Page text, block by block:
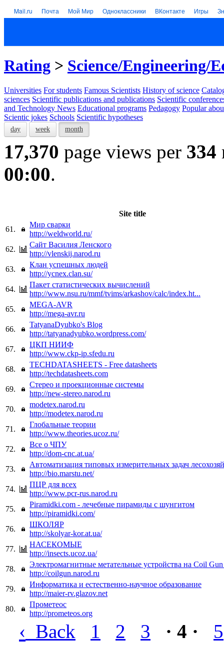
Mail.ru Почта Мой Мир Одноклассники ВКонтакте Игры
Rating > Science/Engineering/
Universities For students Famous Scientists History of science
sciences Scientific publications and publications Scientific
and Technology News Educational programs Pedagogy Popular
Scientic jokes Schools Scientific hypotheses
day week month
17,370 page views per 334
00:00.
Site title
61.
Мир сварки
http://weldworld.ru/
62.
Сайт Василия Ленского
http://vlenskij.narod.ru
63.
Клан успешных людей
http://ycnex.clan.su/
64.
Пакет статистических вычислений
http://www.nsu.ru/mmf/tvims/arkashov/calc/index.ht...
65.
MEGA-AVR
http://mega-avr.ru
66.
TatyanaDyubko's Blog
http://tatyanadyubko.wordpress.com/
67.
ЦКП НИИФ
http://www.ckp-ip.sfedu.ru
68.
TECHDATASHEETS - Free datasheets
http://techdatasheets.com
69.
Стерео и проекционные системы
http://new-stereo.narod.ru
70.
modetex.narod.ru
http://modetex.narod.ru
71.
Глобальные теории
http://www.theories.ucoz.ru/
72.
Все о ЧПУ
http://dom-cnc.at.ua/
73.
Автоматизация типовых измерительных задач
http://bio.marstu.net/
74.
ПЦР для всех
http://www.pcr-rus.narod.ru
75.
Piramidki.com - лечебные пирамиды с шунгитом
http://piramidki.com/
76.
ШКОЛЯР
http://skolyar-kor.at.ua/
77.
НАСЕКОМЫЕ
http://insects.ucoz.ua/
78.
Электромагнитные метательные устройства на Coil
http://coilgun.narod.ru
79.
Информатика и естественно-научное образование
http://maier-rv.glazov.net
80.
Прометеос
http://prometeos.org
‹ Back 1 2 3 · 4 · 5